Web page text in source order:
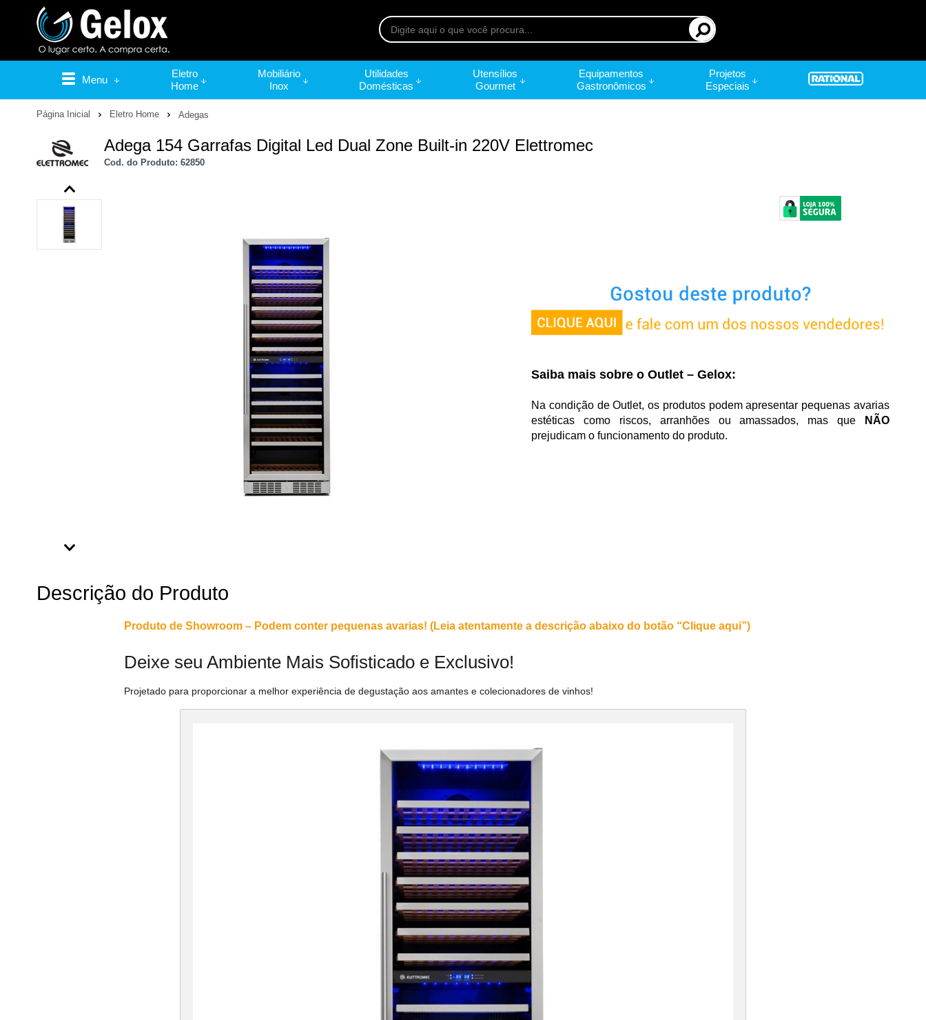
Menu
Eletro
Home
Mobiliário
Inox
Utilidades
Domésticas
Utensílios
Gourmet
Equipamentos
Gastronômicos
Projetos
Especiais
Página Inicial Eletro Home Adegas
Adega 154 Garrafas Digital Led Dual Zone Built-in 220V Elettromec
Cod. do Produto: 62850
Saiba mais sobre o Outlet – Gelox:
Na condição de Outlet, os produtos podem apresentar pequenas avarias
estéticas como riscos, arranhões ou amassados, mas que
NÃO
prejudicam o funcionamento do produto.
Descrição do Produto
Produto de Showroom – Podem conter pequenas avarias! (Leia atentamente a descrição abaixo do botão “Clique aqui”)
Deixe seu Ambiente Mais Sofisticado e Exclusivo!
Projetado para proporcionar a melhor experiência de degustação aos amantes e colecionadores de vinhos!